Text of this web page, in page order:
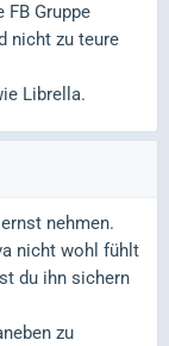
Gruppe
nicht zu teure
Librella.
nehmen.
nicht wohl fühlt
du ihn sichern
zu